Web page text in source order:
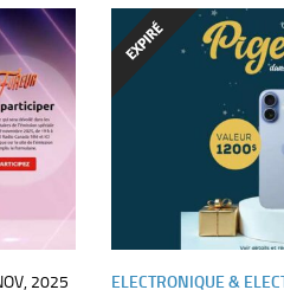
2025 ELECTRONIQUE &